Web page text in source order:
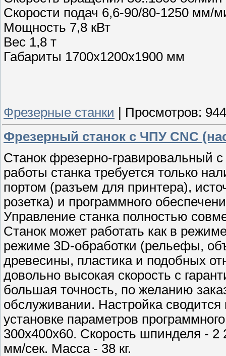
Скорости подач 6,6-90/80-1250 мм/
Мощность 7,8 кВт
Вес 1,8 т
Габариты 1700х1200x1900 мм
Фрезерные станки Просмотров: 944
Фрезерный станок с ЧПУ CNC
Станок фрезерно-гравировальный
работы станка требуется только
портом (разъем для принтера),
розетка) и программного
Управление станка полностью
Станок может работать как в
режиме 3D-обработки (рельефы,
древесины, пластика и подобных
довольно высокая скорость с
большая точность, по желанию
обслуживании. Настройка
установке параметров
300х400х60. Скорость шпинделя -
мм/сек. Масса - 38 кг.